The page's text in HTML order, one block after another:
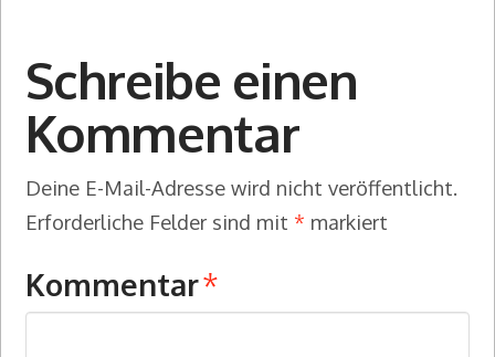
Schreibe einen
Kommentar
Deine E-Mail-Adresse wird nicht veröffentlicht.
Erforderliche Felder sind mit * markiert
Kommentar*